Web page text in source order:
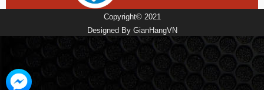
Copyright© 2021
Designed By GianHangVN